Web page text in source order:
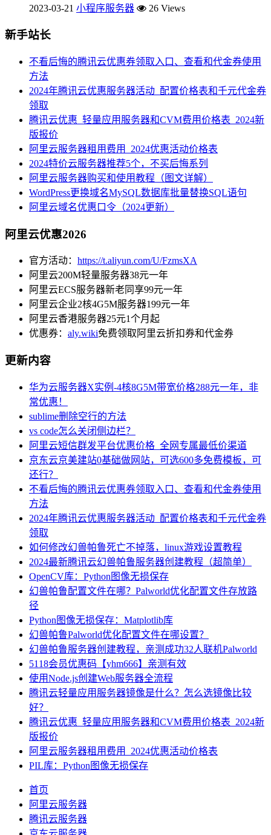
2023-03-21 小程序服务器 26 Views
新手站长
不看后悔的腾讯云优惠券领取入口、查看和代金券使用
方法
2024年腾讯云优惠服务器活动_配置价格表和千元代金券
领取
腾讯云优惠_轻量应用服务器和CVM费用价格表_2024新
版报价
阿里云服务器租用费用_2024优惠活动价格表
2024特价云服务器推荐5个，不买后悔系列
阿里云服务器购买和使用教程（图文详解）
WordPress更换域名MySQL数据库批量替换SQL语句
阿里云域名优惠口令（2024更新）
阿里云优惠2026
官方活动： https://t.aliyun.com/U/FzmsXA
阿里云200M轻量服务器38元一年
阿里云ECS服务器新老同享99元一年
阿里云企业2核4G5M服务器199元一年
阿里云香港服务器25元1个月起
优惠券： aly.wiki免费领取阿里云折扣券和代金券
更新内容
华为云服务器X实例-4核8G5M带宽价格288元一年，非
常优惠！
sublime删除空行的方法
vs code怎么关闭侧边栏？
阿里云短信群发平台优惠价格_全网专属最低价渠道
京东云京美建站0基础做网站，可选600多免费模板，可
还行？
不看后悔的腾讯云优惠券领取入口、查看和代金券使用
方法
2024年腾讯云优惠服务器活动_配置价格表和千元代金券
领取
如何修改幻兽帕鲁死亡不掉落，linux游戏设置教程
2024最新腾讯云幻兽帕鲁服务器创建教程（超简单）
OpenCV库：Python图像无损保存
幻兽帕鲁配置文件在哪？Palworld优化配置文件存放路
径
Python图像无损保存：Matplotlib库
幻兽帕鲁Palworld优化配置文件在哪设置？
幻兽帕鲁服务器创建教程，亲测成功32人联机Palworld
5118会员优惠码【yhm666】亲测有效
使用Node.js创建Web服务器全流程
腾讯云轻量应用服务器镜像是什么？怎么选镜像比较
好？
腾讯云优惠_轻量应用服务器和CVM费用价格表_2024新
版报价
阿里云服务器租用费用_2024优惠活动价格表
PIL库：Python图像无损保存
首页
阿里云服务器
腾讯云服务器